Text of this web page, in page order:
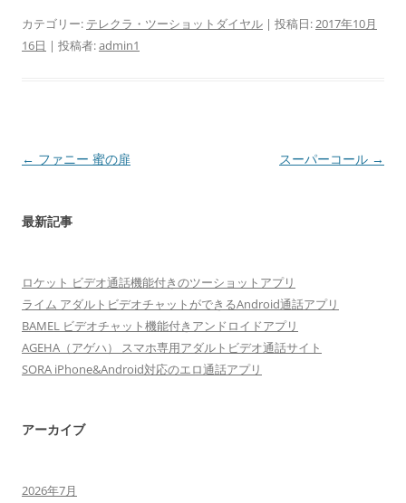
カテゴリー: テレクラ・ツーショットダイヤル | 投稿日:2017年10月
16日 | 投稿者:admin1
投
ー
シ
ョ
ン
← ファニー 蜜の扉 スーパーコール →
最新記事
ロケット ビデオ通話機能付きのツーショットアプリ
ライム アダルトビデオチャットができるAndroid通話アプリ
BAMEL ビデオチャット機能付きアンドロイドアプリ
AGEHA（アゲハ） スマホ専用アダルトビデオ通話サイト
SORA iPhone&Android対応のエロ通話アプリ
アーカイブ
2026年7月